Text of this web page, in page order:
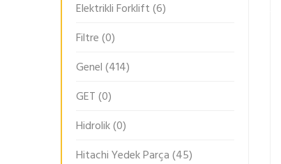
Elektrikli Forklift(6)
Filtre(0)
Genel(414)
GET(0)
Hidrolik(0)
Hitachi Yedek Parça(45)